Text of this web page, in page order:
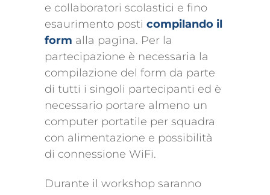
e collaboratori scolastici e fino
esaurimento posti compilando il
form alla pagina. Per la
partecipazione è necessaria la
compilazione del form da parte
di tutti i singoli partecipanti ed è
necessario portare almeno un
computer portatile per squadra
con alimentazione e possibilità
di connessione WiFi.
Durante il workshop saranno